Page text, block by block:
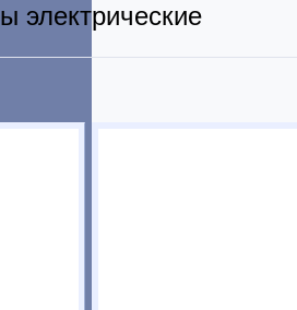
электрические